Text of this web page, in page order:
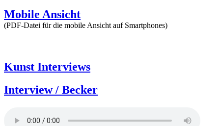
Mobile Ansicht
(PDF-Datei für die mobile Ansicht auf Smartphones)
Kunst Interviews
Interview / Becker